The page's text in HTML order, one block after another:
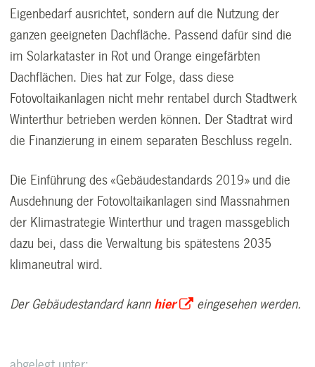
Eigenbedarf ausrichtet, sondern auf die Nutzung der
ganzen geeigneten Dachfläche. Passend dafür sind die
im Solarkataster in Rot und Orange eingefärbten
Dachflächen. Dies hat zur Folge, dass diese
Fotovoltaikanlagen nicht mehr rentabel durch Stadtwerk
Winterthur betrieben werden können. Der Stadtrat wird
die Finanzierung in einem separaten Beschluss regeln.
Die Einführung des «Gebäudestandards 2019» und die
Ausdehnung der Fotovoltaikanlagen sind Massnahmen
der Klimastrategie Winterthur und tragen massgeblich
dazu bei, dass die Verwaltung bis spätestens 2035
klimaneutral wird.
Der Gebäudestandard kann hier eingesehen werden.